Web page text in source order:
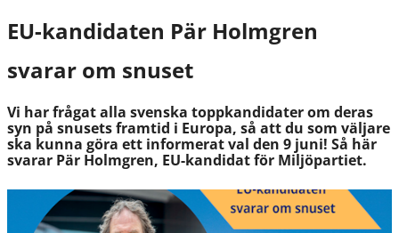
EU-kandidaten Pär Holmgren
svarar om snuset
Vi har frågat alla svenska toppkandidater om deras
syn på snusets framtid i Europa, så att du som väljare
ska kunna göra ett informerat val den 9 juni! Så här
svarar Pär Holmgren, EU-kandidat för Miljöpartiet.